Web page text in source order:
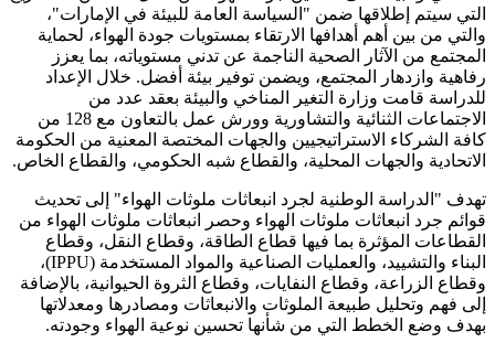
التي سيتم إطلاقها ضمن "السياسة العامة للبيئة في الإمارات"،
والتي من بين أهم أهدافها الارتقاء بمستويات جودة الهواء، لحماية
المجتمع من الآثار الصحية الناجمة عن تدني مستوياته، بما يعزز
رفاهية وازدهار المجتمع، ويضمن توفير بيئة أفضل. خلال الإعداد
للدراسة قامت وزارة التغير المناخي والبيئة بعقد عدد من
الاجتماعات الثنائية والتشاورية وورش عمل بالتعاون مع 128 من
كافة الشركاء الاستراتيجيين والجهات المختصة المعنية من الحكومة
الاتحادية والجهات المحلية، والقطاع شبه الحكومي، والقطاع الخاص.
تهدف "الدراسة الوطنية لجرد انبعاثات ملوثات الهواء" إلى تحديث
قوائم جرد انبعاثات ملوثات الهواء وحصر انبعاثات ملوثات الهواء من
القطاعات المؤثرة بما فيها قطاع الطاقة، وقطاع النقل، وقطاع
البناء والتشييد، والعمليات الصناعية والمواد المستخدمة (IPPU)،
وقطاع الزراعة، وقطاع النفايات، وقطاع الثروة الحيوانية، بالإضافة
إلى فهم وتحليل طبيعة الملوثات والانبعاثات ومصادرها ومعدلاتها
بهدف وضع الخطط التي من شأنها تحسين نوعية الهواء وجودته.